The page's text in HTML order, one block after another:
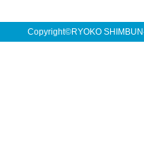
Copyright©RYOKO